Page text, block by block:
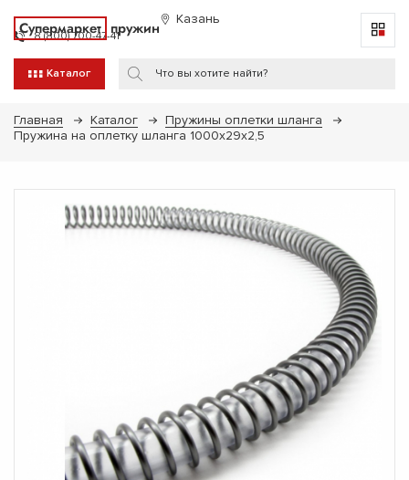
Супермаркет пружин Казань
8 (800) 700-47-41
Каталог
Главная Каталог
Пружины оплетки шланга
Пружина на оплетку шланга 1000х29х2,5